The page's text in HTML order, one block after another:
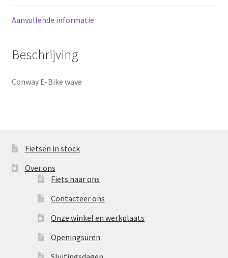
Winkel
Aanvullende informatie
Beschrijving
Conway E-Bike wave
Fietsen in stock
Over ons
Fiets naar ons
Contacteer ons
Onze winkel en werkplaats
Openingsuren